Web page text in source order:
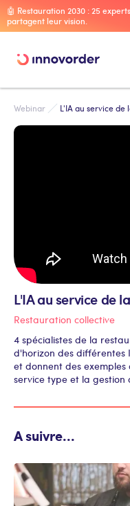
🤖 Restauration 2030 : 25
partagent leur vision.
Webinar L'IA au service
L'IA au service de
Restauration collective
4 spécialistes de la
d'horizon des différentes
et donnent des
service type et la gestion
A suivre...